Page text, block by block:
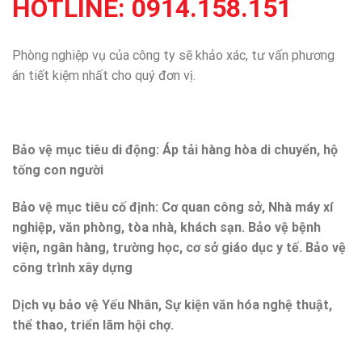
HOTLINE: 0914.158.151
Phòng nghiệp vụ của công ty sẽ khảo xác, tư vấn phương
án tiết kiệm nhất cho quý đơn vị.
Bảo vệ mục tiêu di động: Áp tải hàng hòa di chuyển, hộ
tống con người
Bảo vệ mục tiêu cố định: Cơ quan công sở, Nhà máy xí
nghiệp, văn phòng, tòa nhà, khách sạn. Bảo vệ bệnh
viện, ngân hàng, trường học, cơ sở giáo dục y tế. Bảo vệ
công trình xây dựng
Dịch vụ bảo vệ Yếu Nhân, Sự kiện văn hóa nghệ thuật,
thể thao, triển lãm hội chợ.